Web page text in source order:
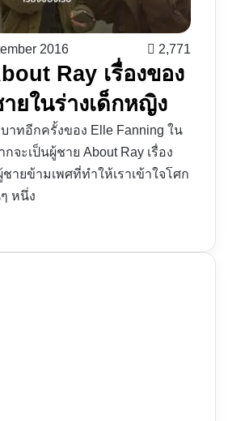
2016 2,771
Ray เรื่องของ
ายในร่างเด็กหญิง
ทอีกครั้งของ Elle Fanning ใน
จะเป็นผู้ชาย About Ray เรื่อง
ายข้ามเพศที่ทำให้เราเข้าใจโศก
หนึ่ง